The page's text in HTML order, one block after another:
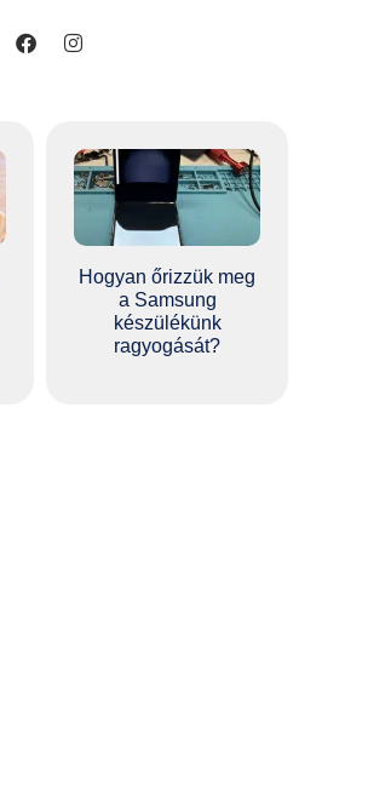
Hogyan őrizzük meg
a Samsung
készülékünk
ragyogását?